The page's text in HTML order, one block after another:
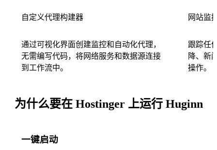
自定义代理构建器
通过可视化界面创建监控和自动化代理，
无需编写代码，将网络服务和数据源连接
到工作流中。
网站监
跟踪任
降、新
操作。
为什么要在 Hostinger 上运行 Huginn
一键启动